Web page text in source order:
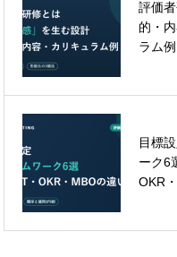
評価
的・
ラム
目標
ーク6
OKR
AIに
理職
は”お
【管
せる
を分